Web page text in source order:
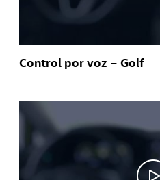
Control por voz – Golf